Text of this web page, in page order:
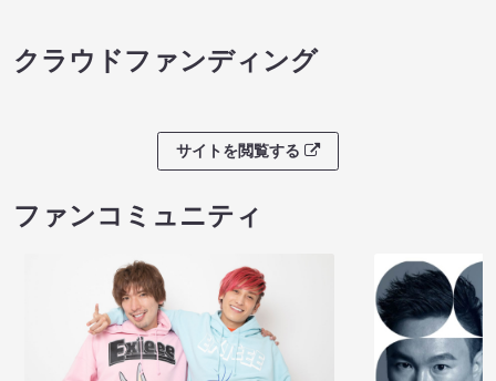
クラウドファンディング
サイトを閲覧する
ファンコミュニティ